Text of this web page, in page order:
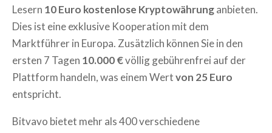
Lesern 10 Euro kostenlose Kryptowährunganbieten.
Dies ist eine exklusive Kooperation mit dem
Marktführer in Europa. Zusätzlich können Sie in den
ersten 7 Tagen 10.000 €völlig gebührenfrei auf der
Plattform handeln, was einem Wertvon 25 Euro
entspricht.
Bitvavo bietet mehr als 400 verschiedene